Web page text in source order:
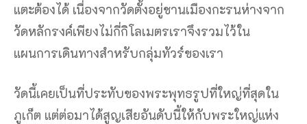
แตะต้องได้ เนื่องจากวัดตั้งอยู่ชานเมืองกะรนห่างจาก
วัดหลักรงค์เพียงไม่กี่กิโลเมตรเราจึงรวมไว้ใน
แผนการเดินทางสำหรับกลุ่มทัวร์ของเรา
วัดนี้เคยเป็นที่ประทับของพระพุทธรูปที่ใหญ่ที่สุดใน
ภูเก็ต แต่ต่อมาได้สูญเสียอันดับนี้ให้กับพระใหญ่แห่ง